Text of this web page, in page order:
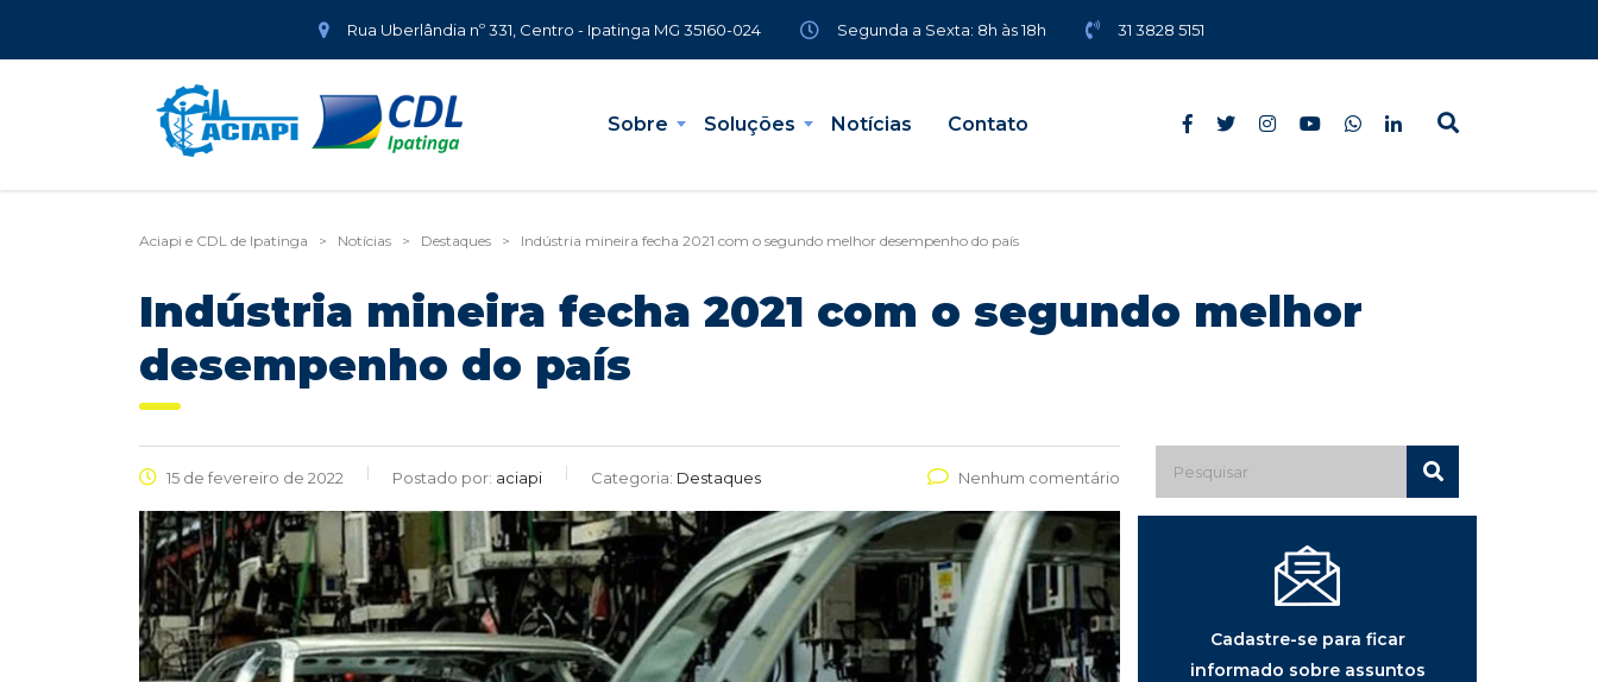
Rua Uberlândia nº 331, Centro - Ipatinga MG 35160-024 Segunda a Sexta: 8h às 18h 31 3828 5151
Sobre Soluções Notícias Contato
Aciapi e CDL de Ipatinga > Notícias > Destaques > Indústria mineira fecha 2021 com o segundo melhor desempenho do país
Indústria mineira fecha 2021 com o segundo melhor
desempenho do país
15 de fevereiro de 2022 Postado por: aciapi Categoria: Destaques Nenhum comentário
Cadastre-se para ficar
informado sobre assuntos